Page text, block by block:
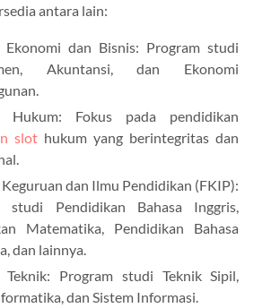
antara lain:
Ekonomi dan Bisnis: Program studi
Akuntansi, dan Ekonomi
Hukum: Fokus pada pendidikan
slothukum yang berintegritas dan
dan Ilmu Pendidikan (FKIP):
studi Pendidikan Bahasa Inggris,
Matematika, Pendidikan Bahasa
dan lainnya.
Teknik: Program studi Teknik Sipil,
dan Sistem Informasi.